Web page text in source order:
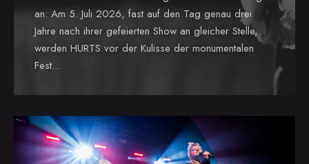
an: Am 5. Juli 2026, fast auf den Tag genau drei
Jahre nach ihrer gefeierten Show an gleicher Stelle,
werden HURTS vor der Kulisse der monumentalen
Fest...